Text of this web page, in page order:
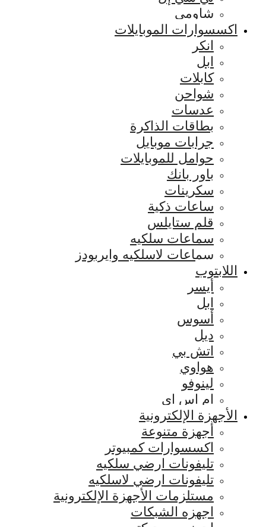
شاومي
اكسسوارات الموبايلات
انكر
ابل
كابلات
شواحن
عدسات
بطاقات الذاكرة
جرابات موبايل
حوامل للموبايلات
باور بانك
سكرينات
ساعات ذكية
قلم ستايلس
سماعات سلكيه
سماعات لاسلكيه وايربودز
اللابتوب
أيسر
ابل
أسوس
ديل
اتش بي
هواوي
لينوفو
ام اس اي
الأجهزة الإلكترونية
أجهزة متنوعة
اكسسوارات كمبيوتر
تليفونات ارضي سلكيه
تليفونات ارضي لاسلكيه
مستلزمات الأجهزة الإلكترونية
اجهزه الشبكات